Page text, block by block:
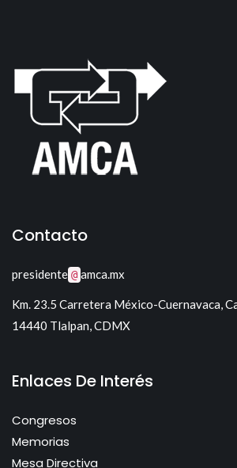
Contacto
presidente @ amca.mx
Km. 23.5 Carretera México-Cuernavaca,
14440 Tlalpan, CDMX
Enlaces De Interés
Congresos
Memorias
Mesa Directiva